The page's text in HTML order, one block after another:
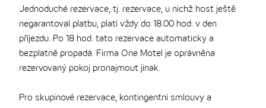
Jednoduché rezervace, tj. rezervace, u nichž host ještě
negarantoval platbu, platí vždy do 18.00 hod. v den
příjezdu. Po 18 hod. tato rezervace automaticky a
bezplatně propadá. Firma One Motel je oprávněna
rezervovaný pokoj pronajmout jinak.
Pro skupinové rezervace, kontingentní smlouvy a